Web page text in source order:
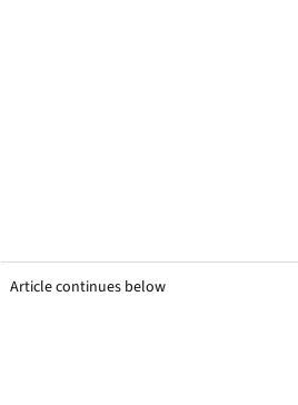
Article continues below